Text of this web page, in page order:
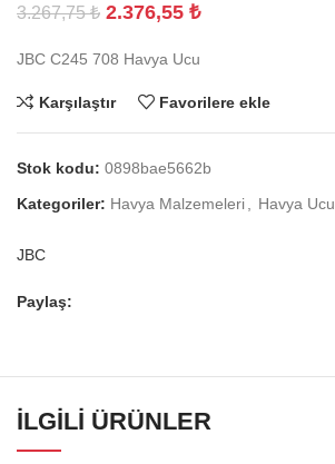
3.267,75₺ 2.376,55 ₺
JBC C245 708 Havya Ucu
Karşılaştır Favorilere ekle
Stok kodu: 0898bae5662b
Kategoriler: Havya Malzemeleri Havya Ucu
JBC
Paylaş:
İLGILI ÜRÜNLER